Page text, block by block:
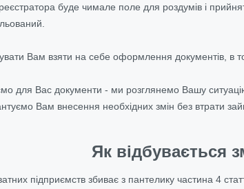
реєстратора буде чимале поле для роздумів і
Вам взяти на себе оформлення документів, в
для Вас документи - ми розглянемо Вашу
Вам внесення необхідних змін без втрати
Як відбувається
підприємств збиває з пантелику частина 4